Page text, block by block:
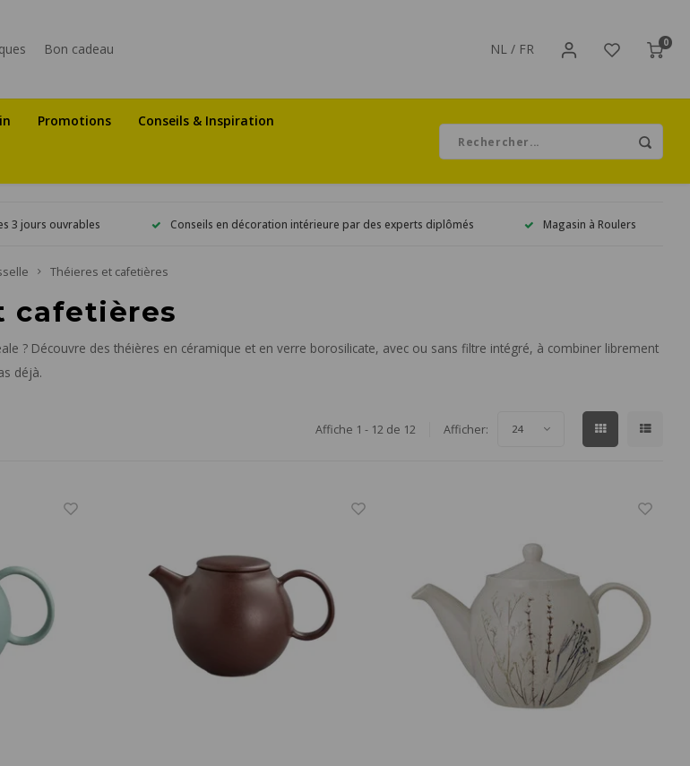
Bon cadeau NL / FR 0
Promotions Conseils & Inspiration
3 jours ouvrables Conseils en décoration intérieure par des experts diplômés Magasin à Roulers
Théieres et cafetières
cafetières
? Découvre des théières en céramique et en verre borosilicate, avec ou sans filtre intégré, à combiner librement
déjà.
Affiche 1 - 12 de 12 Afficher: 24